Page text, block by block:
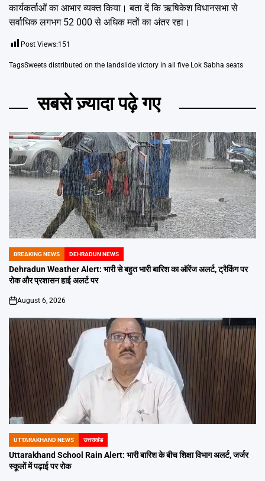
कार्यकर्ताओं का आभार व्यक्त किया। बता दें कि ऋषिकेश विधानसभा से
सर्वाधिक लगभग 52 000 से अधिक मतों का अंतर रहा।
Post Views:151
TagsSweets distributed on the landslide victory in all five Lok Sabha seats
सबसे ज़्यादा पढ़े गए
POSTED
IN
BREAKING NEWS DEHRADUN NEWS
Dehradun Weather Alert: भारी से बहुत भारी बारिश का ऑरेंज अलर्ट, ट्रैकिंग पर
रोक और प्रशासन हाई अलर्ट पर
on
August 6, 2026
POSTED
IN
UTTARAKHAND NEWS उत्तराखंड
Uttarakhand School Rain Alert: भारी बारिश के बीच शिक्षा विभाग अलर्ट, जर्जर
स्कूलों में पढ़ाई पर रोक